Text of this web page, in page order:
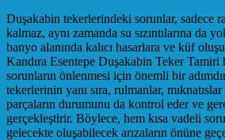
Duşakabin tekerlerindeki sorunlar, sadece
kalmaz, aynı zamanda su sızıntılarına da
banyo alanında kalıcı hasarlara ve küf
Kandıra Esentepe Duşakabin Teker Tamiri
sorunların önlenmesi için önemli bir
tekerlerinin yanı sıra, rulmanlar,
parçaların durumunu da kontrol eder ve
gerçekleştirir. Böylece, hem kısa vadeli
gelecekte oluşabilecek arızaların önüne